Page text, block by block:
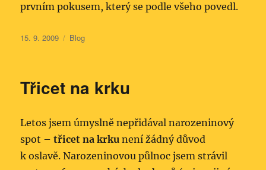
prvním pokusem, který se podle všeho povedl.
Publikováno:
15. 9. 2009 Rubriky:
Blog
Třicet na krku
Letos jsem úmyslně nepřidával narozeninový
spot –třicet na krku není žádný důvod
k oslavě. Narozeninovou půlnoc jsem strávil